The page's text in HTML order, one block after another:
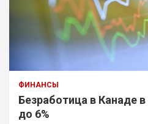
ФИНАНСЫ
Безработица в Канаде
до 6%